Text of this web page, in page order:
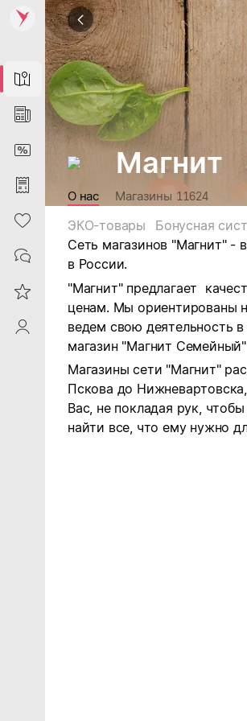
Map
News
DiscountCard
Purchases
Heart
Contacts
Reviews
ProfileSaby
Магнит
О нас Магазины 11624
ЭКО-товары Бонусная
Сеть магазинов "Магнит" -
в России.
"Магнит" предлагает
ценам. Мы ориентированы
ведем свою деятельность
магазин "Магнит
Магазины сети "Магнит"
Пскова до
Вас, не покладая рук,
найти все, что ему нужно